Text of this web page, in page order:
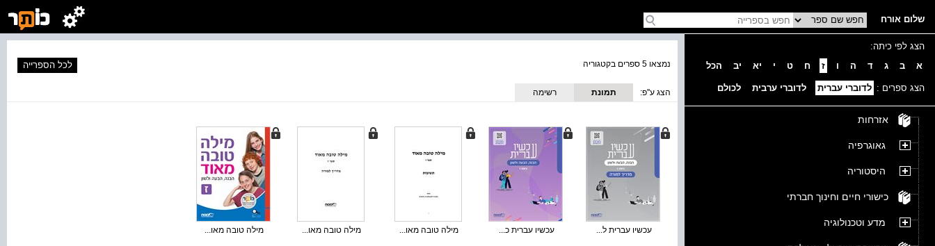
שלום אורח
הצג לפי כיתה:
א
ב ג ד ה ו ז ח ט י יא יב הכל
הצג ספרים : לדוברי עברית לדוברי ערבית לכולם
אזרחות
גאוגרפיה
היסטוריה
כישורי חיים וחינוך חברתי
מדע וטכנולוגיה
נמצאו 5 ספרים בקטגוריה לכל הספרייה
הצג ע''פ:
תמונת
רשימה
עכשיו עברית ל... עכשיו עברית כ... מילה טובה מאו... מילה טובה מאו... מילה טובה מאו...